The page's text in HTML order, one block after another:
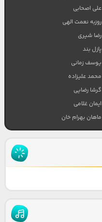
علی اصحابی
روزبه نعمت الهی
رضا شیری
پازل بند
یوسف زمانی
محمد علیزاده
گرشا رضایی
ایمان غلامی
ماهان بهرام خان